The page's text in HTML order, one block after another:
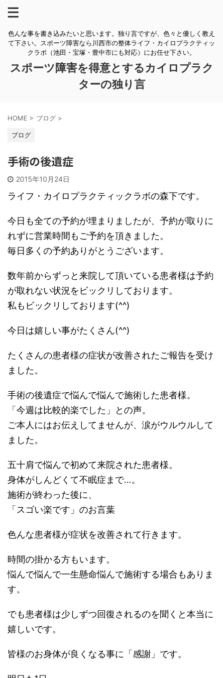
色んな事を書き込みたいと思います。独り言ですが、色々と優しく教え
て下さい。スポーツ障害なら川西市の整体ライフ・カイロプラクティッ
クラボ（池田・宝塚・豊中市にも対応）にお任せ下さい。
スポーツ障害を得意とするカイロプラク
ターの独り言
HOME > ブログ >
ブログ
手術の後遺症
2015年10月24日
ライフ・カイロプラクティックラボの森下です。
今日も全ての予約が埋まりましたが、予約が取りに
れずに営業時間もご予約を頂きました。
毎日多くの予約ありがとうございます。
数年前からずっと来院して頂いている患者様は予約
が取れない状況をビックリしております。
私もビックリしております(^^)
今日は嬉しい事がたくさん(^^)
たくさんの患者様の症状が改善されたご報告を受け
ました。
手術の後遺症で悩んで悩んで施術した患者様。
「今週は比較的楽でした」との声。
ご本人にはお伝えしてませんが、涙がウルウルして
ました。
五十肩で悩んで初めて来院された患者様。
身体がしんどくて不眠症まで…。
施術が終わった後に、
「スゴい楽です」のお言葉
色んな患者様が症状を改善されて行きます。
時間の掛かる方もいます。
悩んで悩んで一生懸命悩んで施術する場合もありま
す。
でも患者様は少しずつ回復されるのを聞くと本当に
嬉しいです。
皆様のお身体が良くなる事に「感謝」です。